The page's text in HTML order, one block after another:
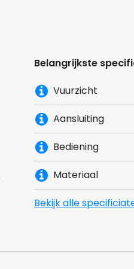
Belangrijkste
Vuurzicht
Aansluiting
Bediening
Materiaal
Bekijk alle